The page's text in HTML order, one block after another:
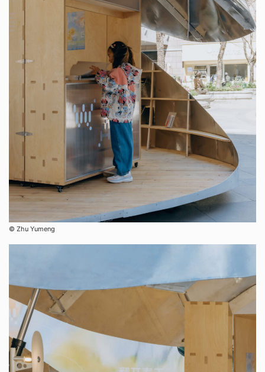
©︎ Zhu Yumeng